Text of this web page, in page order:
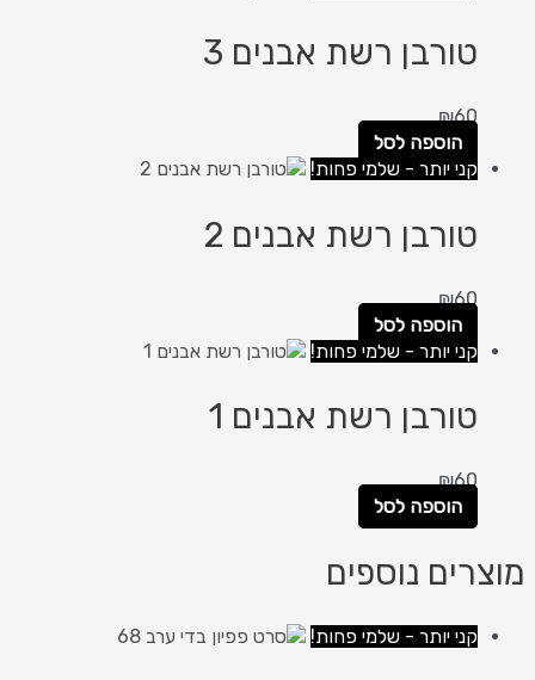
טורבן רשת אבנים 3
₪60
הוספה לסל
קני יותר - שלמי פחות!
טורבן רשת אבנים 2
₪60
הוספה לסל
קני יותר - שלמי פחות!
טורבן רשת אבנים 1
₪60
הוספה לסל
מוצרים נוספים
קני יותר - שלמי פחות!